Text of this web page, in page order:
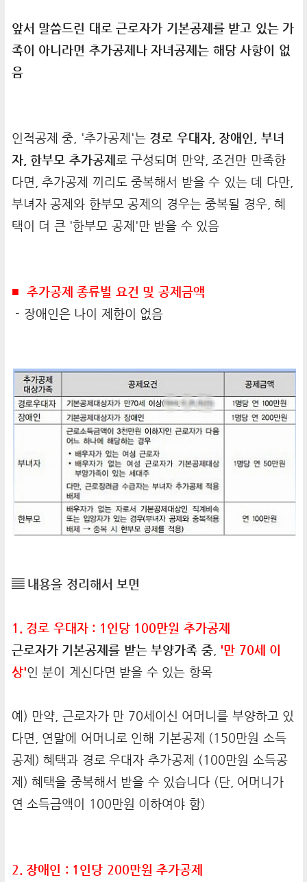
앞서 말씀드린 대로 근로자가 기본공제를 받고 있는 가
족이 아니라면 추가공제나 자녀공제는 해당 사항이 없
음
인적공제 중, '추가공제'는 경로 우대자, 장애인, 부녀
자, 한부모 추가공제 로 구성되며 만약, 조건만 만족한
다면, 추가공제 끼리도 중복해서 받을 수 있는 데 다만,
부녀자 공제와 한부모 공제의 경우는 중복될 경우, 혜
택이 더 큰 '한부모 공제'만 받을 수 있음
■ 추가공제 종류별 요건 및 공제금액
- 장애인은 나이 제한이 없음
▤ 내용을 정리해서 보면
1. 경로 우대자 : 1인당 100만원 추가공제
근로자가 기본공제를 받는 부양가족 중, '만 70세 이
상'인 분이 계신다면 받을 수 있는 항목
예) 만약, 근로자가 만 70세이신 어머니를 부양하고 있
다면, 연말에 어머니로 인해 기본공제 (150만원 소득
공제) 혜택과 경로 우대자 추가공제 (100만원 소득공
제) 혜택을 중복해서 받을 수 있습니다 (단, 어머니가
연 소득금액이 100만원 이하여야 함)
2. 장애인 : 1인당 200만원 추가공제